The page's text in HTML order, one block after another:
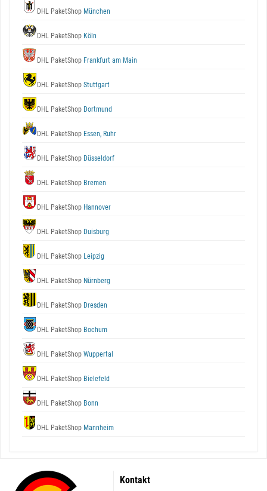
DHL PaketShop München
DHL PaketShop Köln
DHL PaketShop Frankfurt am Main
DHL PaketShop Stuttgart
DHL PaketShop Dortmund
DHL PaketShop Essen, Ruhr
DHL PaketShop Düsseldorf
DHL PaketShop Bremen
DHL PaketShop Hannover
DHL PaketShop Duisburg
DHL PaketShop Leipzig
DHL PaketShop Nürnberg
DHL PaketShop Dresden
DHL PaketShop Bochum
DHL PaketShop Wuppertal
DHL PaketShop Bielefeld
DHL PaketShop Bonn
DHL PaketShop Mannheim
Kontakt